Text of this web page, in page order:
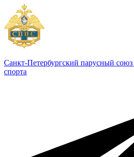
Санкт-Петербургский парусный союз
спорта